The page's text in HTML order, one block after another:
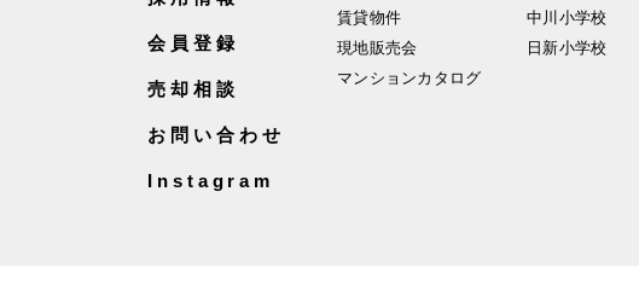
会員登録
売却相談
お問い合わせ
Instagram
賃貸物件
現地販売会
マンションカタログ
中川小学校
日新小学校